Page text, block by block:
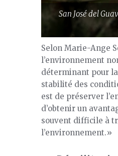
San José del
Selon Marie-Ange
l’environnement
déterminant pour
stabilité des
est de préserver
d’obtenir un
souvent difficile à
l’environnement.»